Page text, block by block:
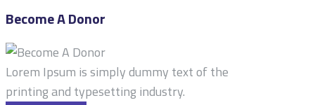
Become A Donor
Lorem Ipsum is simply dummy text of the
printing and typesetting industry.